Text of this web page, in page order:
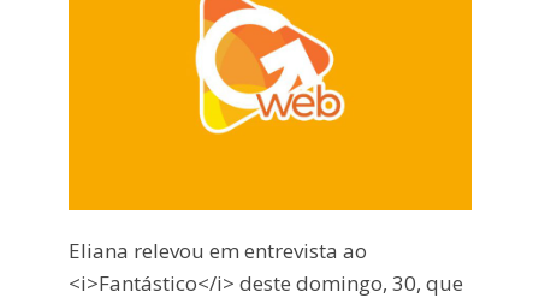
Eliana relevou em entrevista ao
<i>Fantástico</i> deste domingo, 30, que